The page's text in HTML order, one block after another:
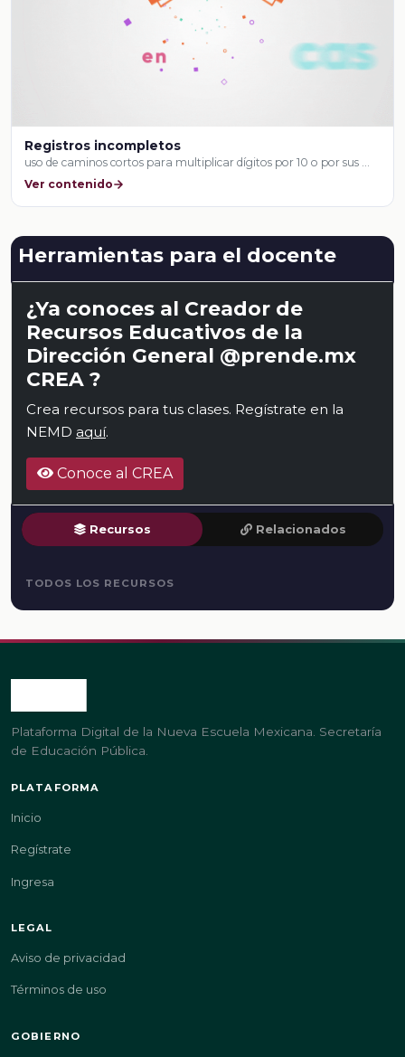
Registros incompletos
uso de caminos cortos para multiplicar dígitos por 10 o por sus …
Ver contenido
Herramientas para el docente
¿Ya conoces al Creador de
Recursos Educativos de la
Dirección General @prende.mx
CREA ?
Crea recursos para tus clases. Regístrate en la
NEMD aquí.
Conoce al CREA
Recursos Relacionados
TODOS LOS RECURSOS
Plataforma Digital de la Nueva Escuela Mexicana. Secretaría
de Educación Pública.
PLATAFORMA
Inicio
Regístrate
Ingresa
LEGAL
Aviso de privacidad
Términos de uso
GOBIERNO